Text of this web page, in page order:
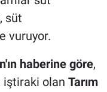
süt
vuruyor.
haberine göre,
iştiraki olan Tarım